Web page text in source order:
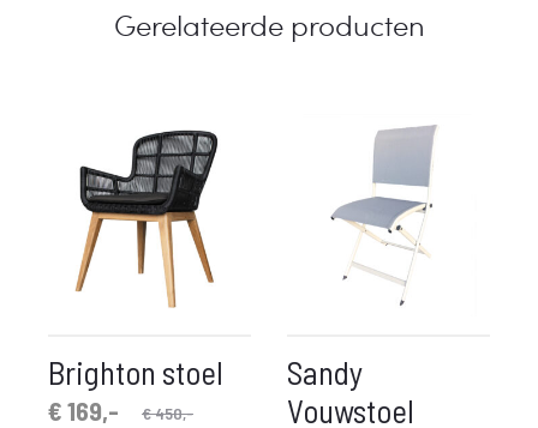
Gerelateerde producten
Brighton stoel
€450,-
€169,-
Sandy
Vouwstoel